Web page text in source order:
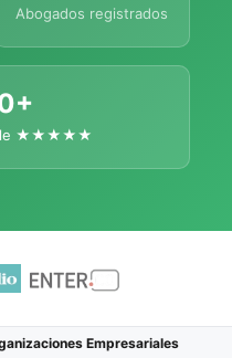
Abogados registrados
★★★★★
Empresariales